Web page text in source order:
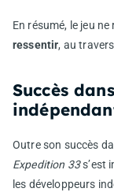
En résumé, le jeu
ressentir, au
Succès
Outre son succès
Expedition 33s’est
les développeurs